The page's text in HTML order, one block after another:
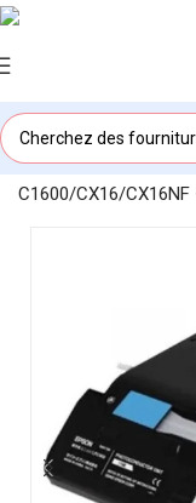
Accueil/KAPIA
C1600/CX16/CX16NF